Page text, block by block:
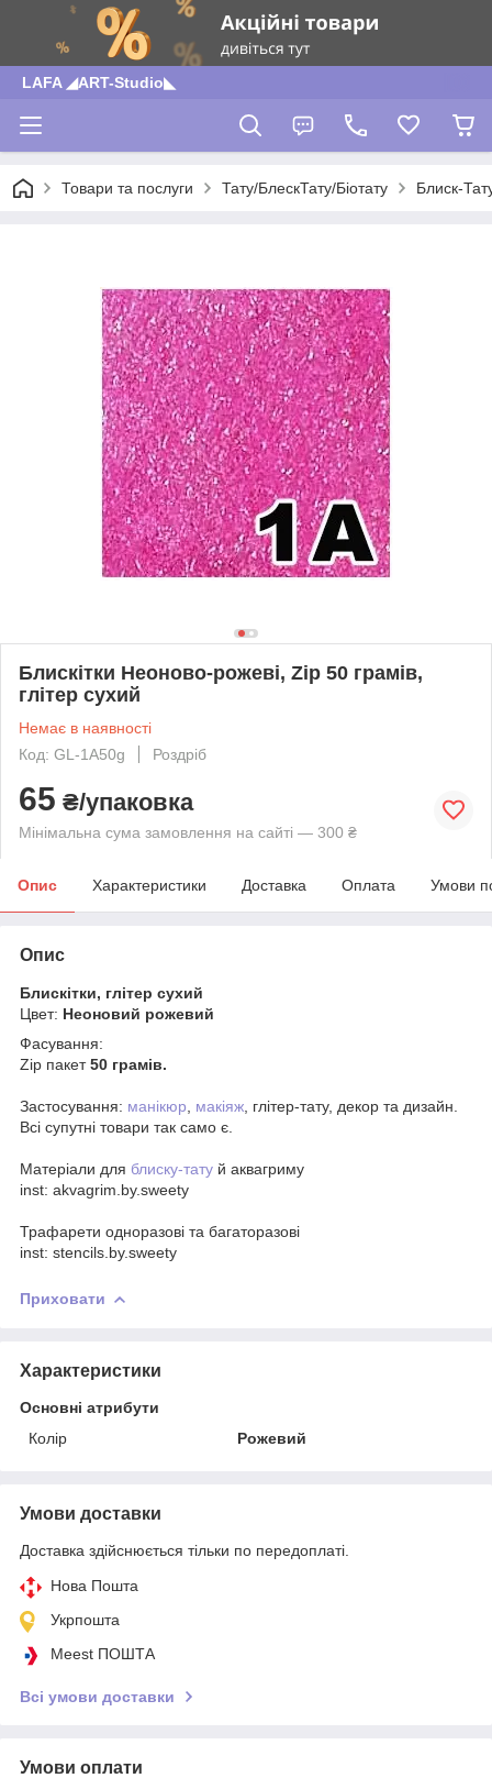
LAFA ◢ART-Studio◣
Товари та послуги Тату/БлескТату/Біотату Блиск-
Блискітки Неоново-рожеві, Zip 50 грамів,
глітер сухий
Немає в наявності
Код: GL-1А50g
Роздріб
65 ₴/упаковка
Мінімальна сума замовлення на сайті — 300 ₴
Опис Характеристики Доставка Оплата Умови
Опис
Блискітки, глітер сухий
Цвет: Неоновий рожевий
Фасування:
Zip пакет50 грамів.
Застосування: манікюр макіяж , глітер-тату, декор та дизайн.
Всі супутні товари так само є.
Матеріали для блиску-тату й аквагриму
inst: akvagrim.by.sweety
Трафарети одноразові та багаторазові
inst: stencils.by.sweety
Приховати
Характеристики
Основні атрибути
Колір
Рожевий
Умови доставки
Доставка здійснюється тільки по передоплаті.
Нова Пошта
Укрпошта
Meest ПОШТА
Всі умови доставки
Умови оплати